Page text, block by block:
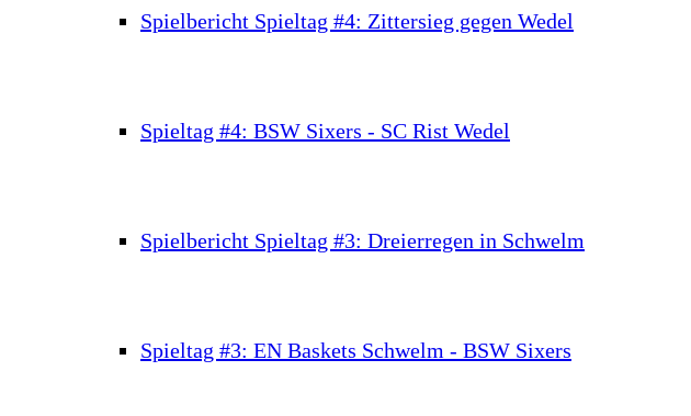
Spielbericht Spieltag #4: Zittersieg gegen Wedel
Spieltag #4: BSW Sixers - SC Rist Wedel
Spielbericht Spieltag #3: Dreierregen in Schwelm
Spieltag #3: EN Baskets Schwelm - BSW Sixers